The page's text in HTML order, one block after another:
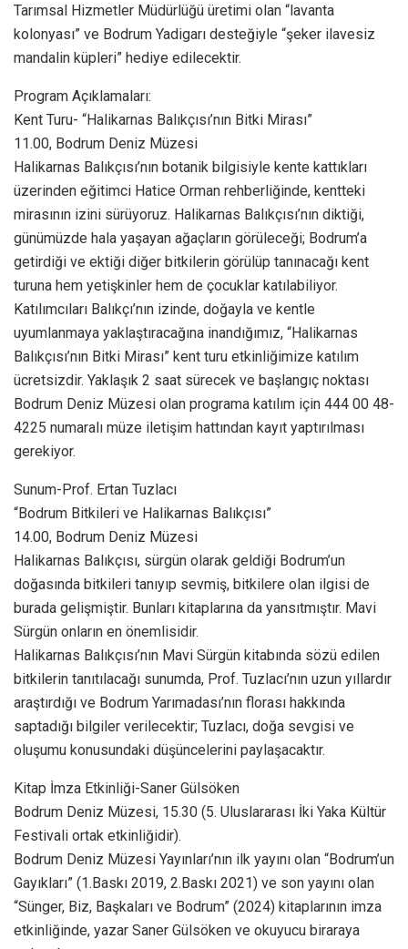
Tarımsal Hizmetler Müdürlüğü üretimi olan “lavanta
kolonyası” ve Bodrum Yadigarı desteğiyle “şeker ilavesiz
mandalin küpleri” hediye edilecektir.
Program Açıklamaları:
Kent Turu- “Halikarnas Balıkçısı’nın Bitki Mirası”
11.00, Bodrum Deniz Müzesi
Halikarnas Balıkçısı’nın botanik bilgisiyle kente kattıkları
üzerinden eğitimci Hatice Orman rehberliğinde, kentteki
mirasının izini sürüyoruz. Halikarnas Balıkçısı’nın diktiği,
günümüzde hala yaşayan ağaçların görüleceği; Bodrum’a
getirdiği ve ektiği diğer bitkilerin görülüp tanınacağı kent
turuna hem yetişkinler hem de çocuklar katılabiliyor.
Katılımcıları Balıkçı’nın izinde, doğayla ve kentle
uyumlanmaya yaklaştıracağına inandığımız, “Halikarnas
Balıkçısı’nın Bitki Mirası” kent turu etkinliğimize katılım
ücretsizdir. Yaklaşık 2 saat sürecek ve başlangıç noktası
Bodrum Deniz Müzesi olan programa katılım için 444 00 48-
4225 numaralı müze iletişim hattından kayıt yaptırılması
gerekiyor.
Sunum-Prof. Ertan Tuzlacı
“Bodrum Bitkileri ve Halikarnas Balıkçısı”
14.00, Bodrum Deniz Müzesi
Halikarnas Balıkçısı, sürgün olarak geldiği Bodrum’un
doğasında bitkileri tanıyıp sevmiş, bitkilere olan ilgisi de
burada gelişmiştir. Bunları kitaplarına da yansıtmıştır. Mavi
Sürgün onların en önemlisidir.
Halikarnas Balıkçısı’nın Mavi Sürgün kitabında sözü edilen
bitkilerin tanıtılacağı sunumda, Prof. Tuzlacı’nın uzun yıllardır
araştırdığı ve Bodrum Yarımadası’nın florası hakkında
saptadığı bilgiler verilecektir; Tuzlacı, doğa sevgisi ve
oluşumu konusundaki düşüncelerini paylaşacaktır.
Kitap İmza Etkinliği-Saner Gülsöken
Bodrum Deniz Müzesi, 15.30 (5. Uluslararası İki Yaka Kültür
Festivali ortak etkinliğidir).
Bodrum Deniz Müzesi Yayınları’nın ilk yayını olan “Bodrum’un
Gayıkları” (1.Baskı 2019, 2.Baskı 2021) ve son yayını olan
“Sünger, Biz, Başkaları ve Bodrum” (2024) kitaplarının imza
etkinliğinde, yazar Saner Gülsöken ve okuyucu biraraya